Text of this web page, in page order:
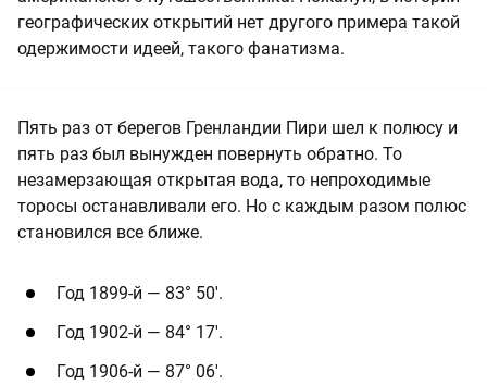
географических открытий нет другого примера такой
одержимости идеей, такого фанатизма.
Пять раз от берегов Гренландии Пири шел к полюсу и
пять раз был вынужден повернуть обратно. То
незамерзающая открытая вода, то непроходимые
торосы останавливали его. Но с каждым разом полюс
становился все ближе.
Год 1899-й — 83° 50'.
Год 1902-й — 84° 17'.
Год 1906-й — 87° 06'.